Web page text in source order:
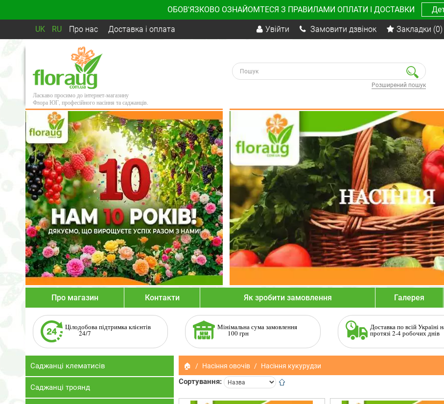
ОБОВ'ЯЗКОВО ОЗНАЙОМТЕСЯ З ПРАВИЛАМИ ОПЛАТИ І ДОСТАВКИ
UK RU Про нас Доставка і оплата Увійти Замовити дзвінок Закладки (0)
Ласкаво просимо до інтернет-магазину
Флора ЮГ, професійного насіння та саджанців.
Розширений пошук
Про магазин Контакти Як зробити замовлення Галерея
Цілодобова підтримка клієнтів
24/7
Мінімальна сума замовлення
100 грн
Доставка по всій Україні
протязі 2-4 робочих днів
Саджанці клематисів
Саджанці троянд
🏠 Насіння овочів Насіння кукурудзи
Сортування: